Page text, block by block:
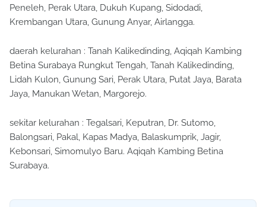
Peneleh, Perak Utara, Dukuh Kupang, Sidodadi,
Krembangan Utara, Gunung Anyar, Airlangga.
daerah kelurahan : Tanah Kalikedinding, Aqiqah Kambing
Betina Surabaya Rungkut Tengah, Tanah Kalikedinding,
Lidah Kulon, Gunung Sari, Perak Utara, Putat Jaya, Barata
Jaya, Manukan Wetan, Margorejo.
sekitar kelurahan : Tegalsari, Keputran, Dr. Sutomo,
Balongsari, Pakal, Kapas Madya, Balaskumprik, Jagir,
Kebonsari, Simomulyo Baru. Aqiqah Kambing Betina
Surabaya.